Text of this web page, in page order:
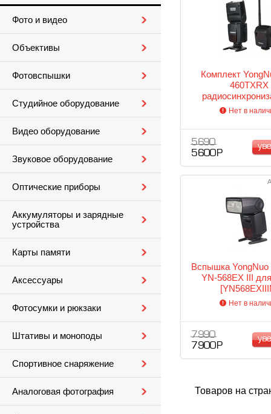
Фото и видео
Объективы
Фотовспышки
Студийное оборудование
Видео оборудование
Звуковое оборудование
Оптические приборы
Аккумуляторы и зарядные
устройства
Карты памяти
Аксессуары
Фотосумки и рюкзаки
Штативы и моноподы
Спортивное снаряжение
Аналоговая фотография
Комплект
460TXRX
вспышка для
Нет в
5 690
5 600 Р
Вспышка YongNuo
YN-568EX III
Нет в
7 990
7 900 Р
Товаров на